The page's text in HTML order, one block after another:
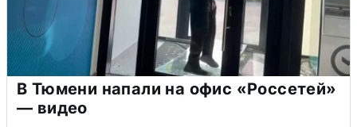
В Тюмени напали на офис «Россетей»
— видео